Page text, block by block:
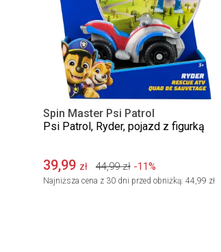
Spin Master Psi Patrol
Psi Patrol, Ryder, pojazd z figurką
39,99 zł 44,99 zł -11%
Najniższa cena z 30 dni przed obniżką: 44,99 zł